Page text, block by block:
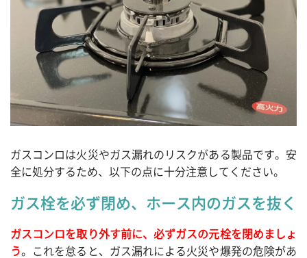
ガスコンロは火災やガス漏れのリスクがある製品です。安
全に処分するため、以下の点に十分注意してください。
ガス栓を必ず閉め、ホース内のガスを抜く
ガスコンロを取り外す前に、必ずガスの元栓を閉めましょ
う。これを怠ると、ガス漏れによる火災や爆発の危険があ